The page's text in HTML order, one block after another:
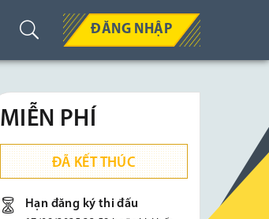
ĐĂNG NHẬP
MIỄN PHÍ
ĐÃ KẾT THÚC
Hạn đăng ký thi đấu